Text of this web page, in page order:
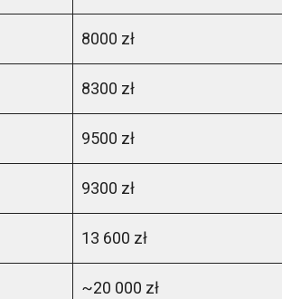
8000 zł
8300 zł
9500 zł
9300 zł
13 600 zł
~20 000 zł